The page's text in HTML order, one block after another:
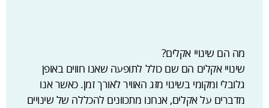
מה הם שינויי אקלים?
שינויי אקלים הם שם כולל לתופעה שאנו חווים באופן
גלובלי ומקומי בשינוי מזג האוויר לאורך זמן. כאשר אנו
מדברים על אקלים, אנחנו מתכוונים להכללה של שינויים